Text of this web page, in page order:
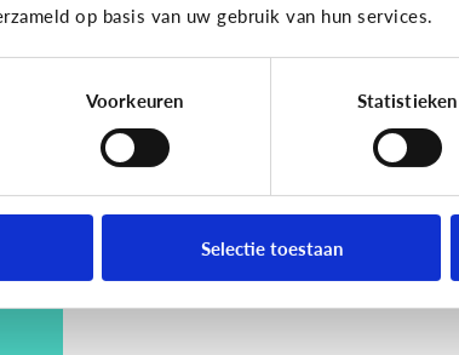
op basis van uw gebruik van hun services.
Voorkeuren Statistieken
Selectie toestaan